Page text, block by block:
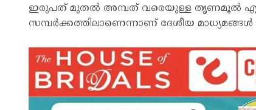
ഇരുപത് മുതല്‍ അമ്പത് വരെയുള്ള തൃണമൂല്‍
സമ്പര്‍ക്കത്തിലാണെന്നാണ് ദേശീയ മാധ്യമങ്ങള്‍